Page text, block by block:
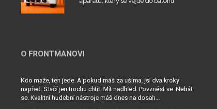
O FRONTMANOVI
Kdo maže, ten jede. A pokud máš za ušima, jsi dva kroky
napřed. Stačí jen trochu chtít. Mít nadhled. Povznést se. Nebát
se. Kvalitní hudební nástroje máš dnes na dosah...